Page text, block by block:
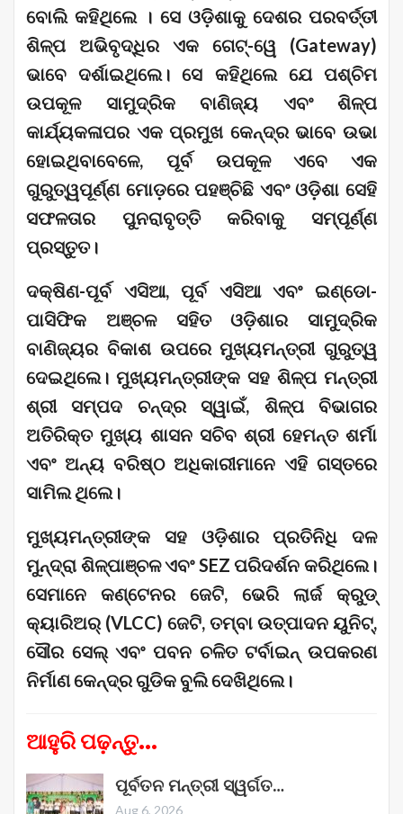
ବୋଲି କହିଥିଲେ । ସେ ଓଡ଼ିଶାକୁ ଦେଶର ପରବର୍ତ୍ତୀ
ଶିଳ୍ପ ଅଭିବୃଦ୍ଧିର ଏକ ଗେଟ୍‌-ୱେ (Gateway)
ଭାବେ ଦର୍ଶାଇଥିଲେ। ସେ କହିଥିଲେ ଯେ ପଶ୍ଚିମ
ଉପକୂଳ ସାମୁଦ୍ରିକ ବାଣିଜ୍ୟ ଏବଂ ଶିଳ୍ପ
କାର୍ଯ୍ୟକଳାପର ଏକ ପ୍ରମୁଖ କେନ୍ଦ୍ର ଭାବେ ଉଭା
ହୋଇଥିବାବେଳେ, ପୂର୍ବ ଉପକୂଳ ଏବେ ଏକ
ଗୁରୁତ୍ୱପୂର୍ଣ୍ଣ ମୋଡ଼ରେ ପହଞ୍ଚିଛି ଏବଂ ଓଡ଼ିଶା ସେହି
ସଫଳତାର ପୁନରାବୃତ୍ତି କରିବାକୁ ସମ୍ପୂର୍ଣ୍ଣ
ପ୍ରସ୍ତୁତ।
ଦକ୍ଷିଣ-ପୂର୍ବ ଏସିଆ, ପୂର୍ବ ଏସିଆ ଏବଂ ଇଣ୍ଡୋ-
ପାସିଫିକ ଅଞ୍ଚଳ ସହିତ ଓଡ଼ିଶାର ସାମୁଦ୍ରିକ
ବାଣିଜ୍ୟର ବିକାଶ ଉପରେ ମୁଖ୍ୟମନ୍ତ୍ରୀ ଗୁରୁତ୍ୱ
ଦେଇଥିଲେ। ମୁଖ୍ୟମନ୍ତ୍ରୀଙ୍କ ସହ ଶିଳ୍ପ ମନ୍ତ୍ରୀ
ଶ୍ରୀ ସମ୍ପଦ ଚନ୍ଦ୍ର ସ୍ୱାଇଁ, ଶିଳ୍ପ ବିଭାଗର
ଅତିରିକ୍ତ ମୁଖ୍ୟ ଶାସନ ସଚିବ ଶ୍ରୀ ହେମନ୍ତ ଶର୍ମା
ଏବଂ ଅନ୍ୟ ବରିଷ୍ଠ ଅଧିକାରୀମାନେ ଏହି ଗସ୍ତରେ
ସାମିଲ ଥିଲେ।
ମୁଖ୍ୟମନ୍ତ୍ରୀଙ୍କ ସହ ଓଡ଼ିଶାର ପ୍ରତିନିଧି ଦଳ
ମୁନ୍ଦ୍ରା ଶିଳ୍ପାଞ୍ଚଳ ଏବଂ SEZ ପରିଦର୍ଶନ କରିଥିଲେ।
ସେମାନେ କଣ୍ଟେନର ଜେଟି, ଭେରି ଲାର୍ଜ କ୍ରୁଡ୍
କ୍ୟାରିଅର୍ (VLCC) ଜେଟି, ତମ୍ବା ଉତ୍ପାଦନ ୟୁନିଟ୍,
ସୌର ସେଲ୍ ଏବଂ ପବନ ଚଳିତ ଟର୍ବାଇନ୍ ଉପକରଣ
ନିର୍ମାଣ କେନ୍ଦ୍ର ଗୁଡିକ ବୁଲି ଦେଖିଥିଲେ।
ଆହୁରି ପଢ଼ନ୍ତୁ...
ପୂର୍ବତନ ମନ୍ତ୍ରୀ ସ୍ୱର୍ଗତ…
Aug 6, 2026